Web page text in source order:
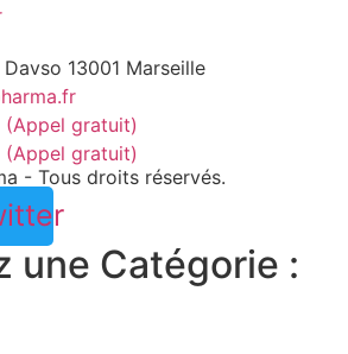
Davso 13001 Marseille
gratuit)
gratuit)
- Tous droits réservés.
une Catégorie :